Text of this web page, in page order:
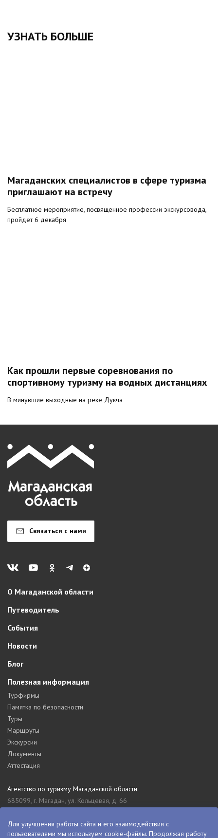
УЗНАТЬ БОЛЬШЕ
Магаданских специалистов в сфере туризма
приглашают на встречу
Бесплатное мероприятие, посвященное профессии экскурсовода,
пройдет 6 декабря
Как прошли первые соревнования по
спортивному туризму на водных дистанциях
В минувшие выходные на реке Дукча
Связаться с нами
О Магаданской области
Путеводитель
События
Новости
Блог
Полезная информация
Турфирмы
Памятка по безопасности
Туры
Маршруты
Экскурсии
Документы
Аттестация
Агентство по туризму Магаданской области
685099, г. Магадан, ул. Кольцевая, д. 66
8 (4132) 61-76-67
Для улучшения работы сайта и его взаимодействия с
пользователями мы используем cookie-файлы. Продолжая работу